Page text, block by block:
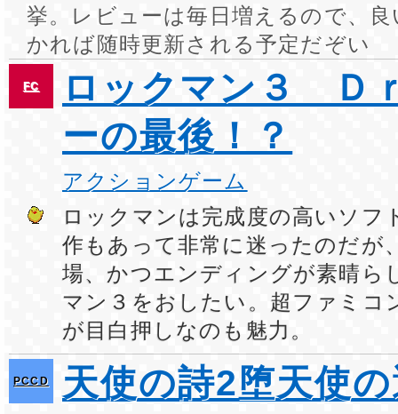
挙。レビューは毎日増えるので、
かれば随時更新される予定だぞい
FC
ロックマン３ Ｄ
ーの最後！？
アクションゲーム
ロックマンは完成度の高いソフ
作もあって非常に迷ったのだが
場、かつエンディングが素晴ら
マン３をおしたい。超ファミコ
が目白押しなのも魅力。
PCCD 天使の詩2堕天使